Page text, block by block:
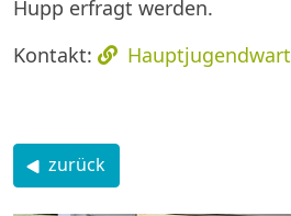
Hupp erfragt werden.
Kontakt:
Hauptjugendwart
zurück